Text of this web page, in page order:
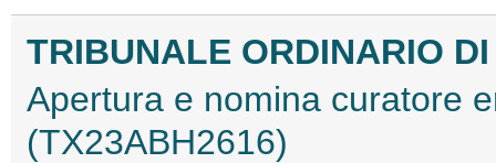
TRIBUNALE ORDINARIO
Apertura e nomina curatore
(TX23ABH2616)